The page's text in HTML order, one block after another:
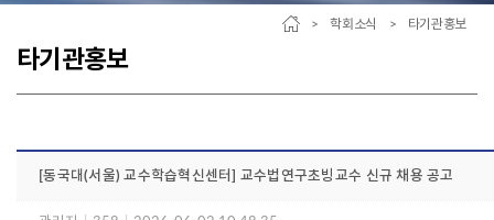
타기관홍보
> 학회소식 > 타기관홍보
[동국대(서울) 교수학습혁신센터] 교수법연구초빙교수 신규 채용 공고